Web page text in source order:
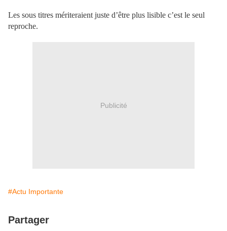
Les sous titres mériteraient juste d’être plus lisible c’est le seul
reproche.
Publicité
#Actu Importante
Partager